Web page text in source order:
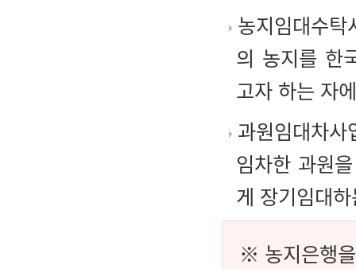
농지임대수
의 농지를 한
고자 하는 자
과원임대차
임차한 과원
게 장기임대
※ 농지은행